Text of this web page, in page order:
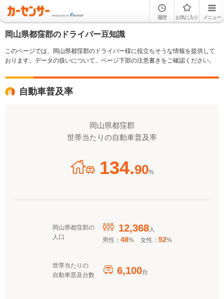
履歴 お気に入り メニュー
岡山県都窪郡のドライバー豆知識
このページでは、岡山県都窪郡のドライバー様に役立ちそうな情報を提供して
おります。データの扱いについて、ページ下部の注意書きをご確認ください。
自動車普及率
岡山県都窪郡
世帯当たりの自動車普及率
134.90%
岡山県都窪郡の
人口
12,368人
男性： 48% 女性： 52%
世帯当たりの
自動車普及台数
6,100台